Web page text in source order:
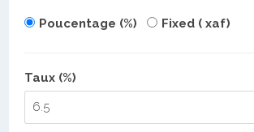
Poucentage (%) Fixed ( xaf)
Taux (%)